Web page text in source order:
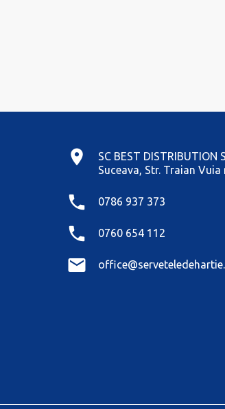
SC BEST DISTRIBUTION
Suceava, Str. Traian Vuia
0786 937 373
0760 654 112